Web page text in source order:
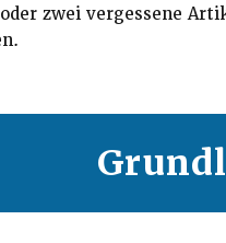
zwei vergessene